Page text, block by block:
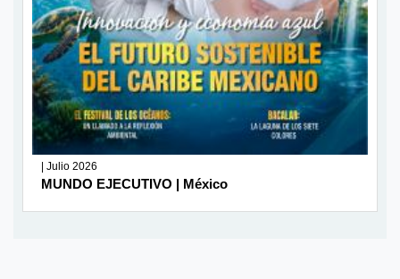
| Julio 2026
MUNDO EJECUTIVO | México